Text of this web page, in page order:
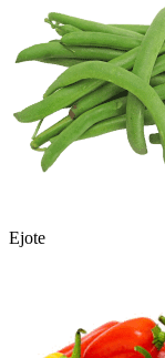
Ejote